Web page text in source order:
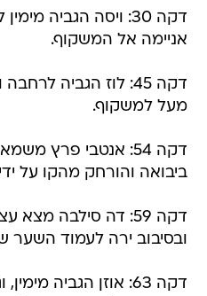
דקה 30: ויסה הגביה
אניימה אל המשקוף.
דקה 45: לוז הגביה
מעל למשקוף.
דקה 54: אנטבי פרץ
ביבואה והורחק מהקו על
דקה 59: דה סילבה
ובסיבוב ירה לעמוד השער
דקה 63: אוזן הגביה